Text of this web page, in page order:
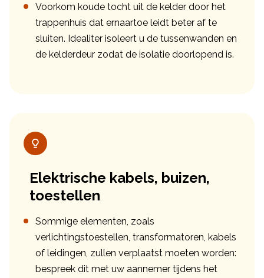
Voorkom koude tocht uit de kelder door het
trappenhuis dat ernaartoe leidt beter af te
sluiten. Idealiter isoleert u de tussenwanden en
de kelderdeur zodat de isolatie doorlopend is.
Elektrische kabels, buizen,
toestellen
Sommige elementen, zoals
verlichtingstoestellen, transformatoren, kabels
of leidingen, zullen verplaatst moeten worden:
bespreek dit met uw aannemer tijdens het